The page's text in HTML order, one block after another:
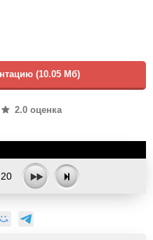
(10.05 Мб)
2.0 оценка
20